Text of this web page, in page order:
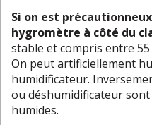
Si on est
hygromètre à côté du
stable et compris entre 55
On peut artificiellement
humidificateur.
ou déshumidificateur
humides.